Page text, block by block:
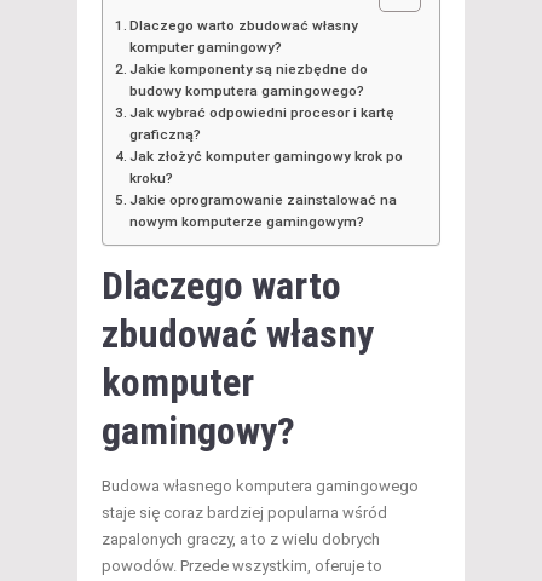
Dlaczego warto zbudować własny
komputer gamingowy?
Jakie komponenty są niezbędne do
budowy komputera gamingowego?
Jak wybrać odpowiedni procesor i kartę
graficzną?
Jak złożyć komputer gamingowy krok po
kroku?
Jakie oprogramowanie zainstalować na
nowym komputerze gamingowym?
Dlaczego warto
zbudować własny
komputer
gamingowy?
Budowa własnego komputera gamingowego
staje się coraz bardziej popularna wśród
zapalonych graczy, a to z wielu dobrych
powodów. Przede wszystkim, oferuje to